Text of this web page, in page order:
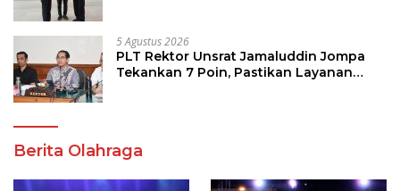
5 Agustus 2026
PLT Rektor Unsrat Jamaluddin Jompa
Tekankan 7 Poin, Pastikan Layanan
Berita Olahraga